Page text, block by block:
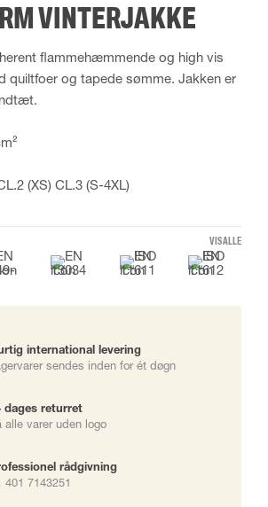
VINTERJAKKE
flammehæmmende og high vis
quiltfoer og tapede sømme. Jakken er
(XS) CL.3 (S-4XL)
VIS ALLE
international levering
sendes inden for ét døgn
dages returret
alle varer uden logo
rådgivning
401 7143251